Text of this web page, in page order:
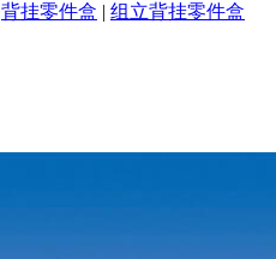
背挂零件盒 | 组立背挂零件盒